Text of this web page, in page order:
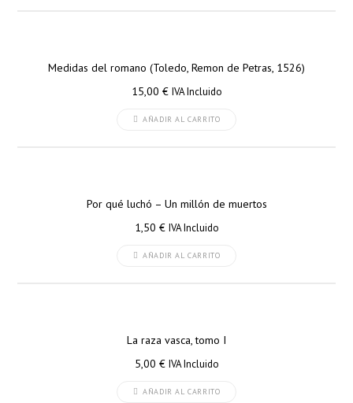
Medidas del romano (Toledo, Remon de Petras, 1526)
15,00 € IVA Incluido
AÑADIR AL CARRITO
Por qué luchó – Un millón de muertos
1,50 € IVA Incluido
AÑADIR AL CARRITO
La raza vasca, tomo I
5,00 € IVA Incluido
AÑADIR AL CARRITO